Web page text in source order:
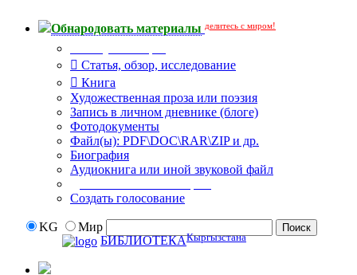
Обнародовать материалы делитесь с миром!
Статья, обзор, исследование
Книга
Художественная проза или поэзия
Запись в личном дневнике (блоге)
Фотодокументы
Файл(ы): PDF\DOC\RAR\ZIP и др.
Биография
Аудиокнига или иной звуковой файл
Создать голосование
KG
Мир
БИБЛИОТЕКАКыргызстана